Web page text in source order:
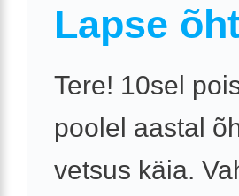
Lapse
Tere! 10sel
poolel aastal
vetsus käia.